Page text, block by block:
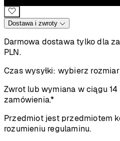
Dostawa i zwroty
Darmowa dostawa tylko dla
PLN.
Czas wysyłki: wybierz
Zwrot lub wymiana w ciągu
zamówienia.*
Przedmiot jest przedmiotem
rozumieniu regulaminu.